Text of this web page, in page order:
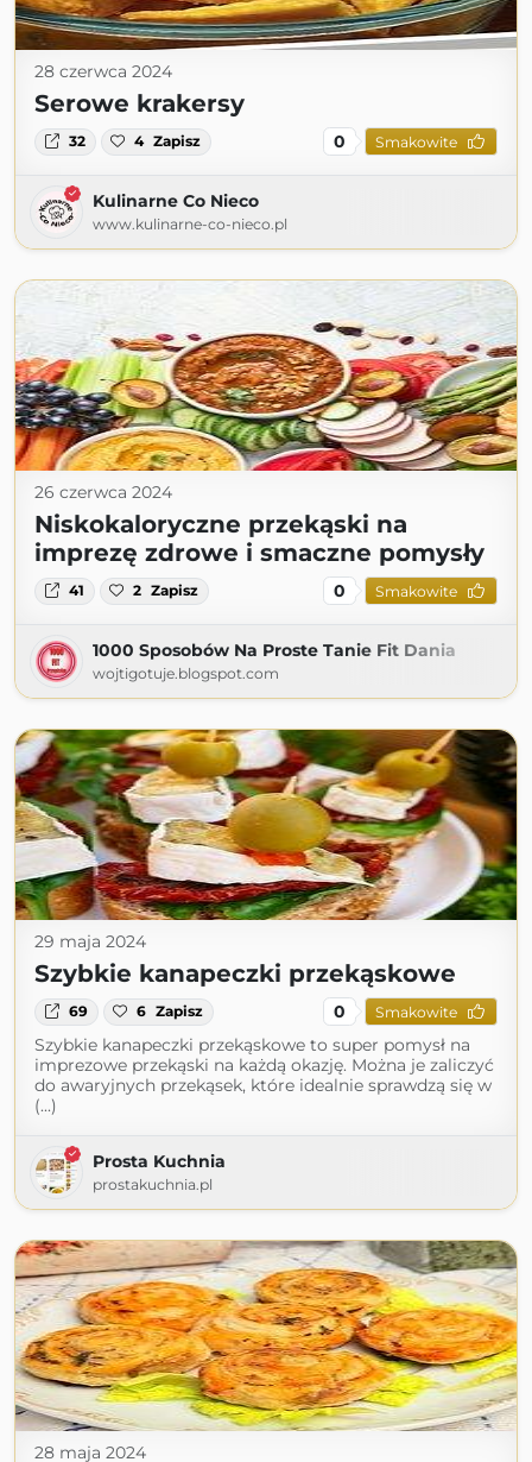
28 czerwca 2024
Serowe krakersy
32 4 Zapisz 0 Smakowite
Kulinarne Co Nieco
www.kulinarne-co-nieco.pl
26 czerwca 2024
Niskokaloryczne przekąski na
imprezę zdrowe i smaczne pomysły
41 2 Zapisz 0 Smakowite
1000 Sposobów Na Proste Tanie Fit Dania
wojtigotuje.blogspot.com
29 maja 2024
Szybkie kanapeczki przekąskowe
69 6 Zapisz 0 Smakowite
Szybkie kanapeczki przekąskowe to super pomysł na
imprezowe przekąski na każdą okazję. Można je zaliczyć
do awaryjnych przekąsek, które idealnie sprawdzą się w
(...)
Prosta Kuchnia
prostakuchnia.pl
28 maja 2024